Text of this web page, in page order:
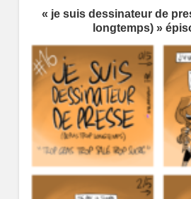
« je suis dessinateur de
longtemps) »